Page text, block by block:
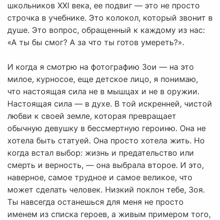
школьников XXI века, ее подвиг — это не просто
строчка в учебнике. Это колокол, который звонит в
душе. Это вопрос, обращенный к каждому из нас:
«А ты бы смог? А за что ты готов умереть?».
И когда я смотрю на фотографию Зои — на это
милое, курносое, еще детское лицо, я понимаю,
что настоящая сила не в мышцах и не в оружии.
Настоящая сила — в духе. В той искренней, чистой
любви к своей земле, которая превращает
обычную девушку в бессмертную героиню. Она не
хотела быть статуей. Она просто хотела жить. Но
когда встал выбор: жизнь и предательство или
смерть и верность, — она выбрала второе. И это,
наверное, самое трудное и самое великое, что
может сделать человек. Низкий поклон тебе, Зоя.
Ты навсегда останешься для меня не просто
именем из списка героев, а живым примером того,